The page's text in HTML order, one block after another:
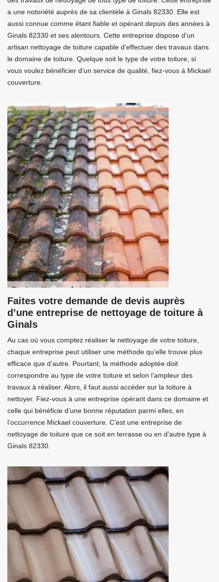
a une notoriété auprès de sa clientèle à Ginals 82330. Elle est
aussi connue comme étant fiable et opérant depuis des années à
Ginals 82330 et ses alentours. Cette entreprise dispose d’un
artisan nettoyage de toiture capable d’effectuer des travaux dans
le domaine de toiture. Quelque soit le type de votre toiture, si
vous voulez bénéficier d’un service de qualité, fiez-vous à Mickael
couverture.
Faites votre demande de devis auprès
d’une entreprise de nettoyage de toiture à
Ginals
Au cas où vous comptez réaliser le nettoyage de votre toiture,
chaque entreprise peut utiliser une méthode qu’elle trouve plus
efficace que d’autre. Pourtant, la méthode adoptée doit
correspondre au type de votre toiture et selon l’ampleur des
travaux à réaliser. Alors, il faut aussi accéder sur la toiture à
nettoyer. Fiez-vous à une entreprise opérant dans ce domaine et
celle qui bénéficie d’une bonne réputation parmi elles, en
l’occurrence Mickael couverture. C’est une entreprise de
nettoyage de toiture que ce soit en terrasse ou en d’autre type à
Ginals 82330.